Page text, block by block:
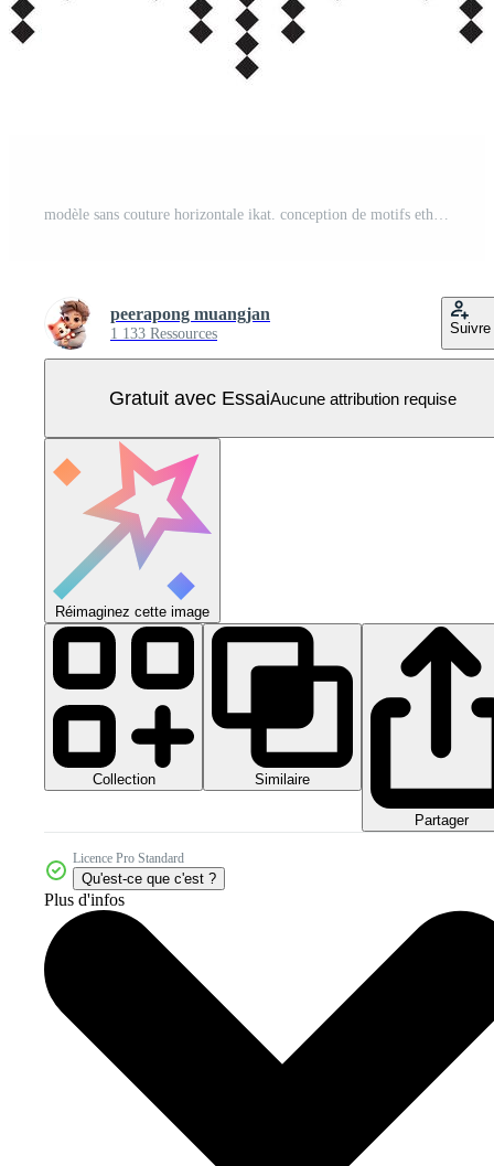
modèle sans couture horizontale ikat. conception de motifs ethniques géométriques. conception de modèle de tissu blanc noir. illustration vectorielle. Vecteur Pro
peerapong muangjan
1 133 Ressources Suivre
Gratuit avec EssaiAucune attribution requise
Réimaginez cette image
Collection Similaire
Partager
Licence Pro Standard
Qu'est-ce que c'est ?
Plus d'infos